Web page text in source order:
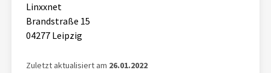
Linxxnet
Brandstraße 15
04277 Leipzig
Zuletzt aktualisiert am 26.01.2022